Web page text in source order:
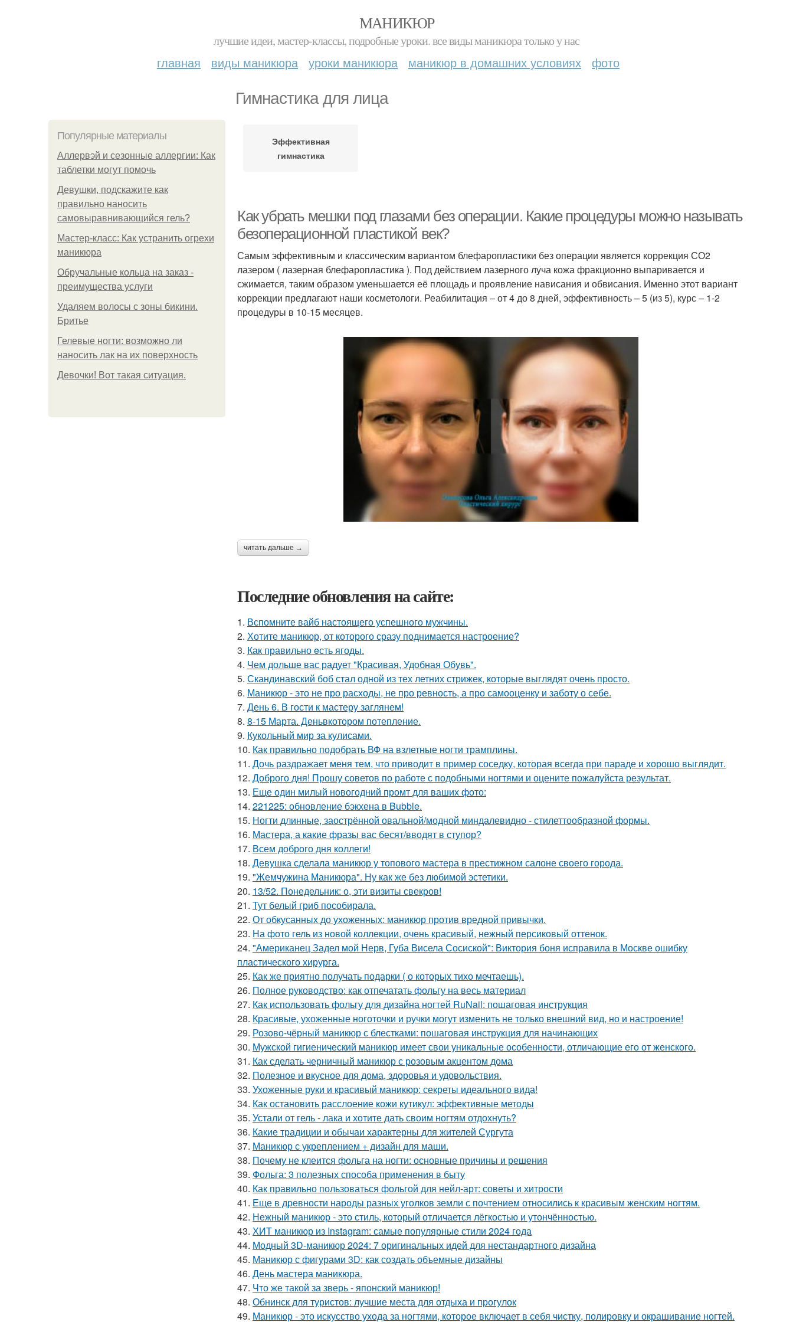
МАНИКЮР
лучшие идеи, мастер-классы, подробные уроки. все виды маникюра только у нас
главная виды маникюра уроки маникюра маникюр в домашних условиях фото
Гимнастика для лица
Популярные материалы
Аллервэй и сезонные аллергии: Как
таблетки могут помочь
Девушки, подскажите как
правильно наносить
самовыравнивающийся гель?
Мастер-класс: Как устранить огрехи
маникюра
Обручальные кольца на заказ -
преимущества услуги
Удаляем волосы с зоны бикини.
Бритье
Гелевые ногти: возможно ли
наносить лак на их поверхность
Девочки! Вот такая ситуация.
Эффективная
гимнастика
Как убрать мешки под глазами без операции. Какие процедуры можно называть
безоперационной пластикой век?
Самым эффективным и классическим вариантом блефаропластики без операции является коррекция СО2
лазером ( лазерная блефаропластика ). Под действием лазерного луча кожа фракционно выпаривается и
сжимается, таким образом уменьшается её площадь и проявление нависания и обвисания. Именно этот вариант
коррекции предлагают наши косметологи. Реабилитация – от 4 до 8 дней, эффективность – 5 (из 5), курс – 1-2
процедуры в 10-15 месяцев.
читать дальше →
Последние обновления на сайте:
1. Вспомните вайб настоящего успешного мужчины.
2. Хотите маникюр, от которого сразу поднимается настроение?
3. Как правильно eсть ягоды.
4. Чем дольше вас радует "Красивая, Удобная Обувь".
5. Скандинавский боб стал одной из тех летних стрижек, которые выглядят очень просто.
6. Маникюр - это не про расходы, не про ревность, а про самооценку и заботу о себе.
7. День 6. В гости к мастеру заглянем!
8. 8-15 Марта. Деньвкотором потепление.
9. Кукольный мир за кулисами.
10. Как правильно подобрать ВФ на взлетные ногти трамплины.
11. Дочь раздражает меня тем, что приводит в пример соседку, которая всегда при параде и хорошо выглядит.
12. Доброго дня! Прошу советов по работе с подобными ногтями и оцените пожалуйста результат.
13. Еще один милый новогодний промт для ваших фото:
14. 221225: обновление бэкхена в Bubble.
15. Ногти длинные, заострённой овальной/модной миндалевидно - стилеттообразной формы.
16. Мастера, а какие фразы вас бесят/вводят в ступор?
17. Всем доброго дня коллеги!
18. Девушка сделала маникюр у топового мастера в престижном салоне своего города.
19. "Жемчужина Маникюра". Ну как же без любимой эстетики.
20. 13/52. Понедельник: о, эти визиты свекров!
21. Тут белый гриб пособирала.
22. От обкусанных до ухоженных: маникюр против вредной привычки.
23. На фото гель из новой коллекции, очень красивый, нежный персиковый оттенок.
24. "Американец Задел мой Нерв, Губа Висела Сосиской": Виктория боня исправила в Москве ошибку
пластического хирурга.
25. Как же приятно получать подарки ( о которых тихо мечтаешь).
26. Полное руководство: как отпечатать фольгу на весь материал
27. Как использовать фольгу для дизайна ногтей RuNail: пошаговая инструкция
28. Красивые, ухоженные ноготочки и ручки могут изменить не только внешний вид, но и настроение!
29. Розово-чёрный маникюр с блестками: пошаговая инструкция для начинающих
30. Мужской гигиенический маникюр имеет свои уникальные особенности, отличающие его от женского.
31. Как сделать черничный маникюр с розовым акцентом дома
32. Полезное и вкусное для дома, здоровья и удовольствия.
33. Ухоженные руки и красивый маникюр: секреты идеального вида!
34. Как остановить расслоение кожи кутикул: эффективные методы
35. Устали от гель - лака и хотите дать своим ногтям отдохнуть?
36. Какие традиции и обычаи характерны для жителей Сургута
37. Маникюр с укреплением + дизайн для маши.
38. Почему не клеится фольга на ногти: основные причины и решения
39. Фольга: 3 полезных способа применения в быту
40. Как правильно пользоваться фольгой для нейл-арт: советы и хитрости
41. Еще в древности народы разных уголков земли с почтением относились к красивым женским ногтям.
42. Нежный маникюр - это стиль, который отличается лёгкостью и утончённостью.
43. ХИТ маникюр из Instagram: самые популярные стили 2024 года
44. Модный 3D-маникюр 2024: 7 оригинальных идей для нестандартного дизайна
45. Маникюр с фигурами 3D: как создать объемные дизайны
46. День мастера маникюра.
47. Что же такой за зверь - японский маникюр!
48. Обнинск для туристов: лучшие места для отдыха и прогулок
49. Маникюр - это искусство ухода за ногтями, которое включает в себя чистку, полировку и окрашивание ногтей.